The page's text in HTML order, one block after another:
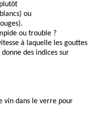
ou
ou trouble ?
à laquelle les gouttes
des indices sur
vin dans le verre pour